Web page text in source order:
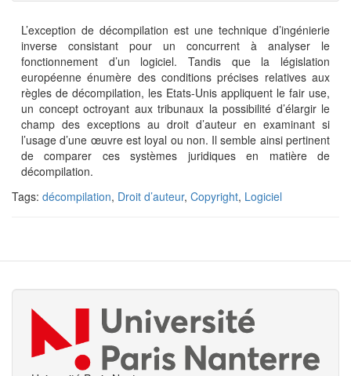
L’exception de décompilation est une technique d’ingénierie
inverse consistant pour un concurrent à analyser le
fonctionnement d’un logiciel. Tandis que la législation
européenne énumère des conditions précises relatives aux
règles de décompilation, les Etats-Unis appliquent le fair use,
un concept octroyant aux tribunaux la possibilité d’élargir le
champ des exceptions au droit d’auteur en examinant si
l’usage d’une œuvre est loyal ou non. Il semble ainsi pertinent
de comparer ces systèmes juridiques en matière de
décompilation.
Tags: décompilation, Droit d’auteur, Copyright, Logiciel